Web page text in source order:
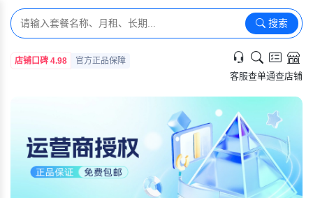
搜索
店铺口碑 4.98 官方正品保障
客服查单通查店铺